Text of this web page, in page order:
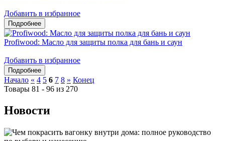
Добавить в избранное
Profiwood: Масло для защиты полка для бань и саун
Добавить в избранное
Начало « 4 5 6 7 8 » Конец
Товары 81 - 96 из 270
Новости